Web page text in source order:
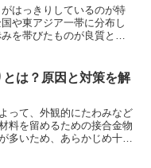
常に少ないため、実際には
中S-I（エスイチ）、S-
はっきりしているのが特
や東アジア一帯に分布し
を帯びたものが良質とさ
などの建築用構造材や造
舶、漆器木地、うす、木
どの素材として数多く用
最近では和風家具にケヤ
流行っています。伐採後
てねじれたり曲がったり
は？原因と対策を解
って、外観的にたわみなど
料を留めるための接合金物
多いため、あらかじめ十分